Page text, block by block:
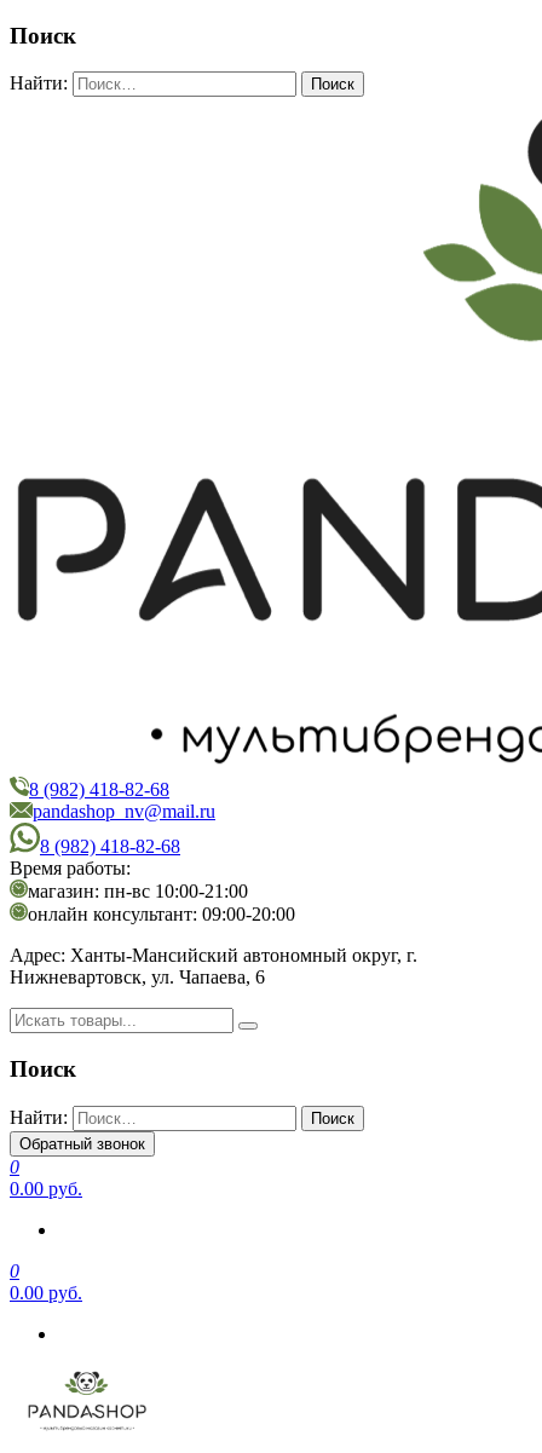
Поиск
Найти:
PandaShop
Интернет-магазин косметики
8 (982) 418-82-68
pandashop_nv@mail.ru
8 (982) 418-82-68
Время работы:
магазин: пн-вс 10:00-21:00
онлайн консультант: 09:00-20:00
Адрес: Ханты-Мансийский автономный округ, г.
Нижневартовск, ул. Чапаева, 6
Поиск
Найти:
Обратный звонок
0
0.00 руб.
0
0.00 руб.